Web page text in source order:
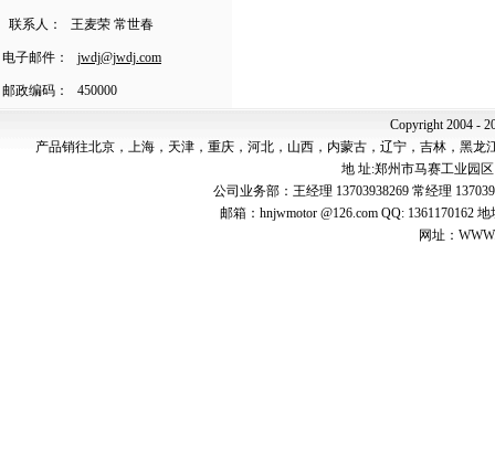
联系人： 王麦荣 常世春
电子邮件： jwdj@jwdj.com
邮政编码： 450000
Copyright 2004 -
产品销往北京，上海，天津，重庆，河北，山西，内蒙古，辽宁，吉林，黑
地 址:郑州市马赛工业园区
公司业务部：王经理 13703938269 常经理
邮箱：hnjwmotor @126.com QQ: 1361170162
网址：